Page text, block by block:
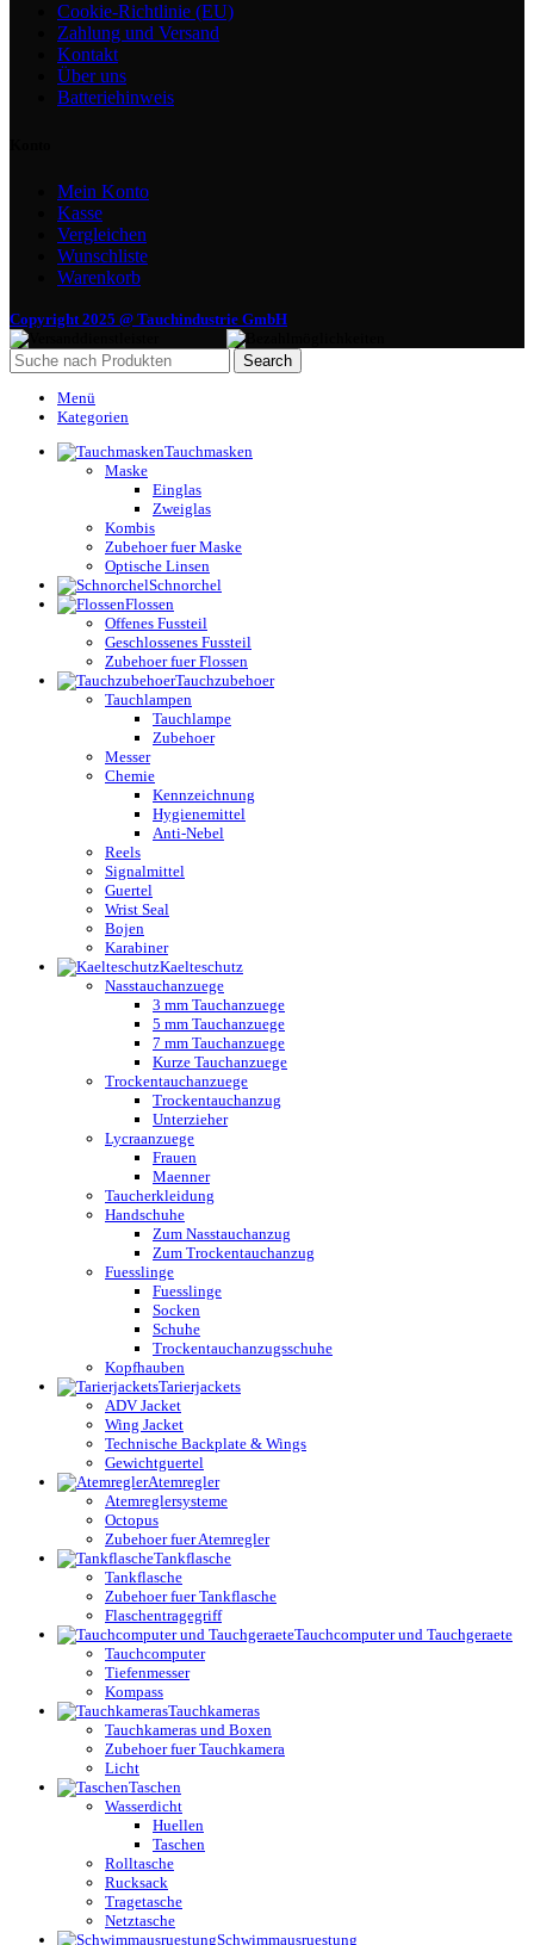
Cookie-Richtlinie (EU)
Zahlung und Versand
Kontakt
Über uns
Batteriehinweis
Mein Konto
Kasse
Vergleichen
Wunschliste
Warenkorb
Copyright 2025 @ Tauchindustrie GmbH
Search
Menü
Kategorien
Tauchmasken
Maske
Einglas
Zweiglas
Kombis
Zubehoer fuer Maske
Optische Linsen
Schnorchel
Flossen
Offenes Fussteil
Geschlossenes Fussteil
Zubehoer fuer Flossen
Tauchzubehoer
Tauchlampen
Tauchlampe
Zubehoer
Messer
Chemie
Kennzeichnung
Hygienemittel
Anti-Nebel
Reels
Signalmittel
Guertel
Wrist Seal
Bojen
Karabiner
Kaelteschutz
Nasstauchanzuege
3 mm Tauchanzuege
5 mm Tauchanzuege
7 mm Tauchanzuege
Kurze Tauchanzuege
Trockentauchanzuege
Trockentauchanzug
Unterzieher
Lycraanzuege
Frauen
Maenner
Taucherkleidung
Handschuhe
Zum Nasstauchanzug
Zum Trockentauchanzug
Fuesslinge
Fuesslinge
Socken
Schuhe
Trockentauchanzugsschuhe
Kopfhauben
Tarierjackets
ADV Jacket
Wing Jacket
Technische Backplate & Wings
Gewichtguertel
Atemregler
Atemreglersysteme
Octopus
Zubehoer fuer Atemregler
Tankflasche
Tankflasche
Zubehoer fuer Tankflasche
Flaschentragegriff
Tauchcomputer und Tauchgeraete
Tauchcomputer
Tiefenmesser
Kompass
Tauchkameras
Tauchkameras und Boxen
Zubehoer fuer Tauchkamera
Licht
Taschen
Wasserdicht
Huellen
Taschen
Rolltasche
Rucksack
Tragetasche
Netztasche
Schwimmausruestung